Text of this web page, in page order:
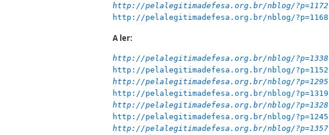
http://pelalegitimadefesa.org.br/nblog/?p=1172
http://pelalegitimadefesa.org.br/nblog/?p=1168
A ler:
http://pelalegitimadefesa.org.br/nblog/?p=1338
http://pelalegitimadefesa.org.br/nblog/?p=1152
http://pelalegitimadefesa.org.br/nblog/?p=1295
http://pelalegitimadefesa.org.br/nblog/?p=1319
http://pelalegitimadefesa.org.br/nblog/?p=1328
http://pelalegitimadefesa.org.br/nblog/?p=1245
http://pelalegitimadefesa.org.br/nblog/?p=1357